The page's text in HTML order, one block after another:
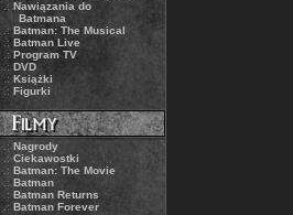
.: Nawiązania do
Batmana
.:Batman: The Musical
.: Batman Live
.: Program TV
.: DVD
.:Książki
.: Figurki
.: Nagrody
.: Ciekawostki
.: Batman: The Movie
.:Batman
.: Batman Returns
.: Batman Forever